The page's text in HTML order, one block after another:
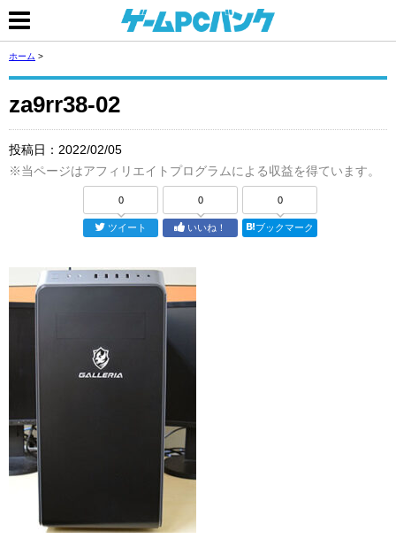
ホーム >
za9rr38-02
投稿日： 2022/02/05
※当ページはアフィリエイトプログラムによる収益を得ています。
0
ツイート
0
いいね！
0
ブックマーク